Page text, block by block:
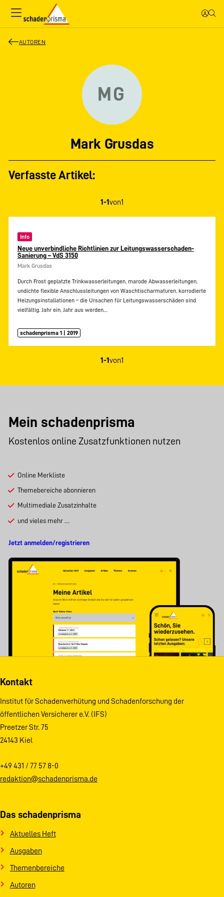
AUTOREN
MG
Mark Grusdas
Verfasste Artikel:
1-1von1
Info
Neue unverbindliche Richtlinien zur Leitungswasserschaden-
Sanierung – VdS 3150
Mark Grusdas
Durch Frost geplatzte Trinkwasserleitungen, marode Abwasserleitungen,
undichte flexible Anschlussleitungen von Waschtischarmaturen, korrodierte
Heizungsinstallationen – die Ursachen für Leitungswasserschäden sind
vielfältig. Jahr ein, Jahr aus werden…
schadenprisma 1 | 2019
1-1von1
Mein schadenprisma
Kostenlos online Zusatzfunktionen nutzen
Online Merkliste
Themebereiche abonnieren
Multimediale Zusatzinhalte
und vieles mehr …
Jetzt anmelden/registrieren
Kontakt
Institut für Schadenverhütung und Schadenforschung der
öffentlichen Versicherer e.V. (IFS)
Preetzer Str. 75
24143 Kiel
+49 431 / 77 57 8-0
redaktion@schadenprisma.de
Das schadenprisma
Aktuelles Heft
Ausgaben
Themenbereiche
Autoren